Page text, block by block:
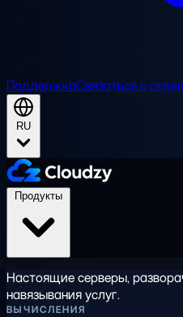
ПоддержкаСвязаться с
RU
Настоящие серверы,
навязывания услуг.
ВЫЧИСЛЕНИЯ